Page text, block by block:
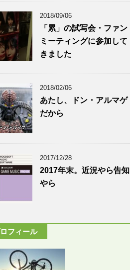
2018/09/06
「累」の試写会・ファン
ミーティングに参加して
きました
2018/02/06
あたし、ドン・アルマゲ
だから
2017/12/28
2017年末。近況やら告知
やら
フィール